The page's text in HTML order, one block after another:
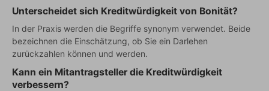
Unterscheidet sich Kreditwürdigkeit von Bonität?
In der Praxis werden die Begriffe synonym verwendet. Beide
bezeichnen die Einschätzung, ob Sie ein Darlehen
zurückzahlen können und werden.
Kann ein Mitantragsteller die Kreditwürdigkeit
verbessern?